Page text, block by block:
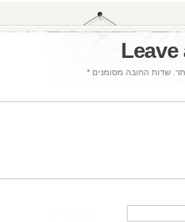
Leave
שדות החובה מסומנים *